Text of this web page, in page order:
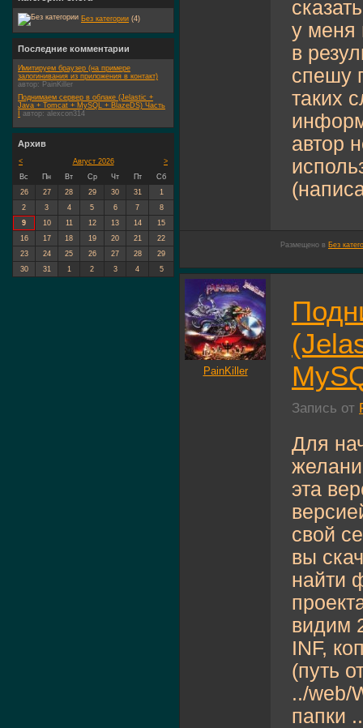
у меня
в
спешу
таких
автор
Размещено в Без
PainKiller
Запись от
Для
эта
свой
вы
найти
видим
INF,
(путь
../web/
папки
Без категории (4)
Последние комментарии
Имитируем браузер (на примере
залогинивания из приложения в контакт)
автор: PainKiller
Поднимаем сервер в облаке (Jelastic +
Java + Tomcat + MySQL + BlazeDS) Часть
автор: alexcon314
Архив
< >
Август 2026
Вс
Пн Вт Ср Чт Пт
Сб
26
27 28 29 30 31
1
2
3 4 5 6 7
8
9
10 11 12 13 14
15
16
17 18 19 20 21
22
23
24 25 26 27 28
29
30
31 1 2 3 4 5